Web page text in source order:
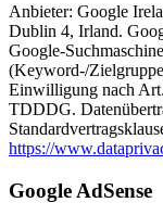
Anbieter: Google
Dublin 4, Irland.
Google-
(Keyword-/
Einwilligung nach
TDDDG.
https://
Google AdSense